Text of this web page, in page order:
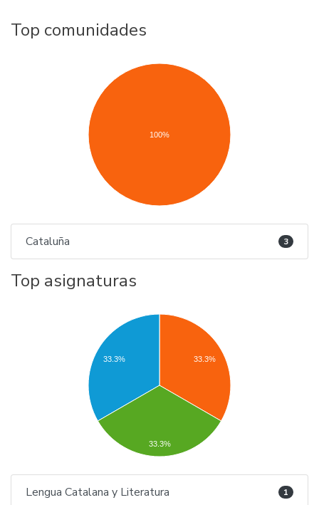
Top comunidades
100%
Cataluña 3
Top asignaturas
33.3%
33.3%
33.3%
Lengua Catalana y Literatura 1